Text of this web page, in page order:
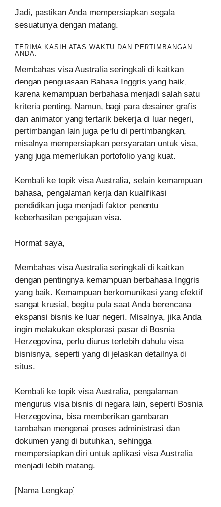
Jadi, pastikan Anda mempersiapkan segala
sesuatunya dengan matang.
TERIMA KASIH ATAS WAKTU DAN PERTIMBANGAN
ANDA.
Membahas visa Australia seringkali di kaitkan
dengan penguasaan Bahasa Inggris yang baik,
karena kemampuan berbahasa menjadi salah satu
kriteria penting. Namun, bagi para desainer grafis
dan animator yang tertarik bekerja di luar negeri,
pertimbangan lain juga perlu di pertimbangkan,
misalnya mempersiapkan persyaratan untuk visa,
yang juga memerlukan portofolio yang kuat.
Kembali ke topik visa Australia, selain kemampuan
bahasa, pengalaman kerja dan kualifikasi
pendidikan juga menjadi faktor penentu
keberhasilan pengajuan visa.
Hormat saya,
Membahas visa Australia seringkali di kaitkan
dengan pentingnya kemampuan berbahasa Inggris
yang baik. Kemampuan berkomunikasi yang efektif
sangat krusial, begitu pula saat Anda berencana
ekspansi bisnis ke luar negeri. Misalnya, jika Anda
ingin melakukan eksplorasi pasar di Bosnia
Herzegovina, perlu diurus terlebih dahulu visa
bisnisnya, seperti yang di jelaskan detailnya di
situs.
Kembali ke topik visa Australia, pengalaman
mengurus visa bisnis di negara lain, seperti Bosnia
Herzegovina, bisa memberikan gambaran
tambahan mengenai proses administrasi dan
dokumen yang di butuhkan, sehingga
mempersiapkan diri untuk aplikasi visa Australia
menjadi lebih matang.
[Nama Lengkap]